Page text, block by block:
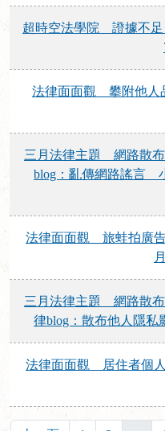
超時空法學院 證據不
法律面面觀 攀附他人
三月法律主題 網路散
blog：亂傳網路謠言
法律面面觀 旅蛙拍廣
三月法律主題 網路散
律blog：散布他人隱私
法律面面觀 居住者個人